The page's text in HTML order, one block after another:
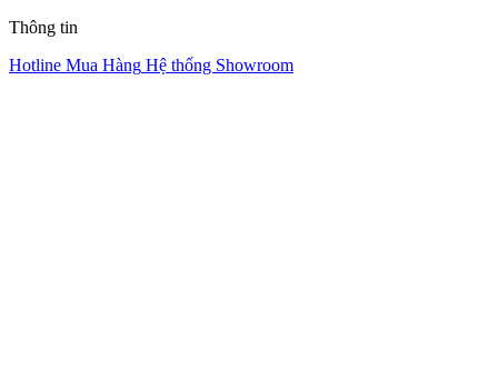
Thông tin
Hotline Mua Hàng Hệ thống Showroom